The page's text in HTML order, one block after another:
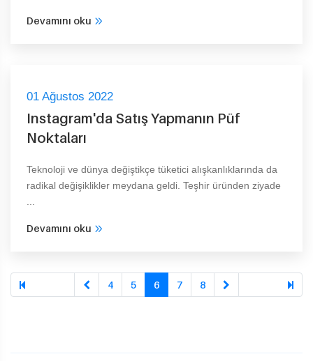
Devamını oku
01 Ağustos 2022
Instagram'da Satış Yapmanın Püf
Noktaları
Teknoloji ve dünya değiştikçe tüketici alışkanlıklarında da
radikal değişiklikler meydana geldi. Teşhir üründen ziyade
Devamını oku
4 5 6 7 8